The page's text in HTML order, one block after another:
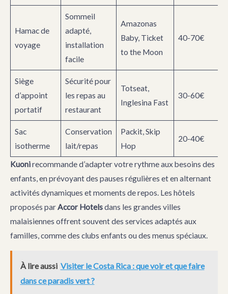
Hamac de
voyage
Sommeil
adapté,
installation
facile
Amazonas
Baby, Ticket
to the Moon
40-70€
Siège
d’appoint
portatif
Sécurité pour
les repas au
restaurant
Totseat,
Inglesina Fast
30-60€
Sac
isotherme
Conservation
lait/repas
Packit, Skip
Hop
20-40€
Kuonirecommande d’adapter votre rythme aux besoins des
enfants, en prévoyant des pauses régulières et en alternant
activités dynamiques et moments de repos. Les hôtels
proposés parAccor Hotelsdans les grandes villes
malaisiennes offrent souvent des services adaptés aux
familles, comme des clubs enfants ou des menus spéciaux.
À lire aussi Visiter le Costa Rica : que voir et que faire
dans ce paradis vert ?